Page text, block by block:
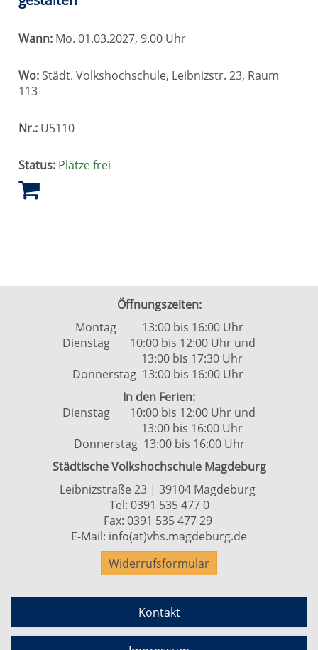
Wann: Mo. 01.03.2027, 9.00 Uhr
Wo:Städt. Volkshochschule, Leibnizstr. 23, Raum
113
Nr.: U5110
Status: Plätze frei
Öffnungszeiten:
Montag 13:00 bis 16:00 Uhr
Dienstag 10:00 bis 12:00 Uhr und
13:00 bis 17:30 Uhr
Donnerstag 13:00 bis 16:00 Uhr
In den Ferien:
Dienstag 10:00 bis 12:00 Uhr und
13:00 bis 16:00 Uhr
Donnerstag 13:00 bis 16:00 Uhr
Städtische Volkshochschule Magdeburg
Leibnizstraße 23 | 39104 Magdeburg
Tel: 0391 535 477 0
Fax: 0391 535 477 29
E-Mail: info(at)vhs.magdeburg.de
Widerrufsformular
Kontakt